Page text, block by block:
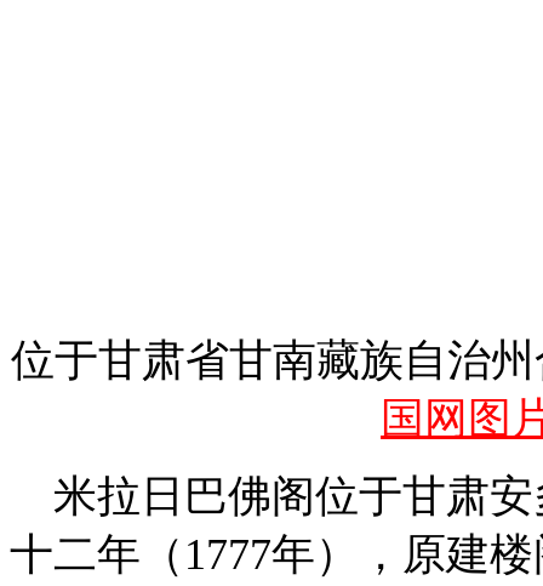
位于甘肃省甘南藏族自治
国网图
米拉日巴佛阁位于甘肃
十二年（1777年），原建